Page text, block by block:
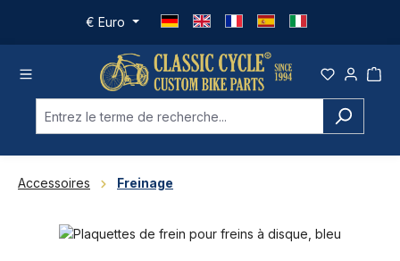
Passer au contenu principal
€ Euro
Accessoires Freinage
Ignorer la galerie d'images